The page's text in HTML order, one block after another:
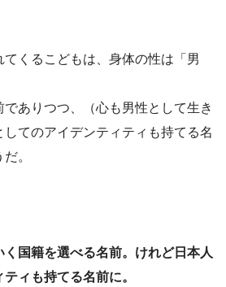
くるこどもは、身体の性は「男
ありつつ、（心も男性として生き
てのアイデンティティも持てる名
。
く国籍を選べる名前。けれど日本人
ィも持てる名前に。